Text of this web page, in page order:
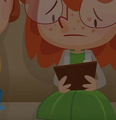
Vraag je brochure aan